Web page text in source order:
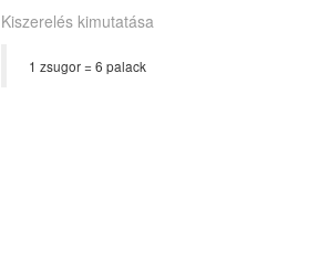
Kiszerelés kimutatása
1 zsugor = 6 palack